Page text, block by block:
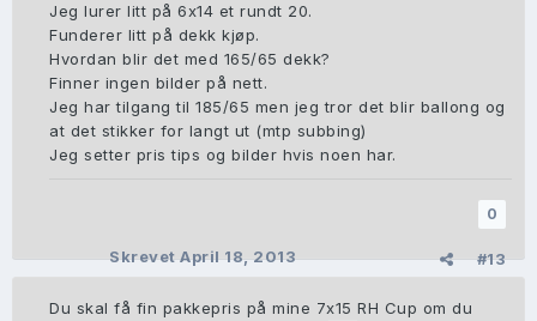
Jeg lurer litt på 6x14 et rundt 20.
Funderer litt på dekk kjøp.
Hvordan blir det med 165/65 dekk?
Finner ingen bilder på nett.
Jeg har tilgang til 185/65 men jeg tror det blir ballong og
at det stikker for langt ut (mtp subbing)
Jeg setter pris tips og bilder hvis noen har.
0
#13
SkrevetApril 18, 2013
Du skal få fin pakkepris på mine 7x15 RH Cup om du